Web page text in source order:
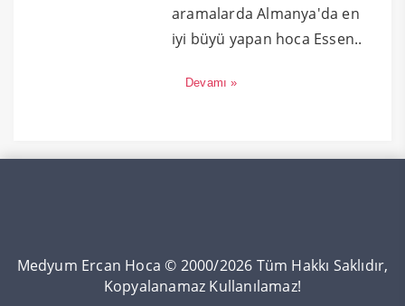
aramalarda Almanya'da en
iyi büyü yapan hoca Essen..
Devamı »
Medyum Ercan Hoca © 2000/2026 Tüm Hakkı Saklıdır,
Kopyalanamaz Kullanılamaz!